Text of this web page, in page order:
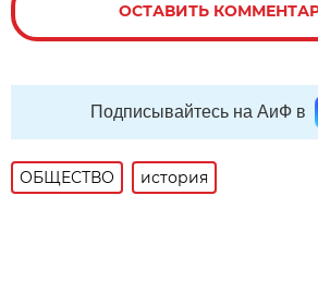
ОСТАВИТЬ
Подписывайтесь на АиФ в
ОБЩЕСТВО история